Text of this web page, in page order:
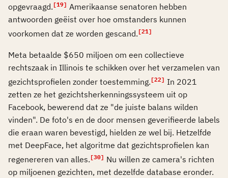
opgevraagd. [19] Amerikaanse senatoren hebben
antwoorden geëist over hoe omstanders kunnen
voorkomen dat ze worden gescand. [21]
Meta betaalde $650 miljoen om een collectieve
rechtszaak in Illinois te schikken over het verzamelen van
gezichtsprofielen zonder toestemming. [22] In 2021
zetten ze het gezichtsherkenningssysteem uit op
Facebook, bewerend dat ze "de juiste balans wilden
vinden". De foto's en de door mensen geverifieerde labels
die eraan waren bevestigd, hielden ze wel bij. Hetzelfde
met DeepFace, het algoritme dat gezichtsprofielen kan
regenereren van alles. [30] Nu willen ze camera's richten
op miljoenen gezichten, met dezelfde database eronder.